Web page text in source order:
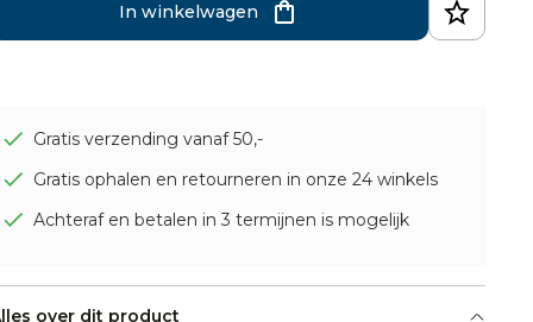
In winkelwagen
Gratis verzending vanaf 50,-
Gratis ophalen en retourneren in onze 24 winkels
Achteraf en betalen in 3 termijnen is mogelijk
over dit product